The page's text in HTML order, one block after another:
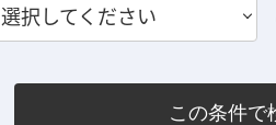
選択してください
この条件で